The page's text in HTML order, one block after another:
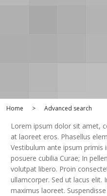
Home > Advanced search
Lorem ipsum dolor sit amet,
at laoreet eros. Phasellus
Vestibulum ante ipsum primis
posuere cubilia Curae; In
volutpat libero. Proin
ullamcorper. Sed ut lacus elit.
maximus laoreet.